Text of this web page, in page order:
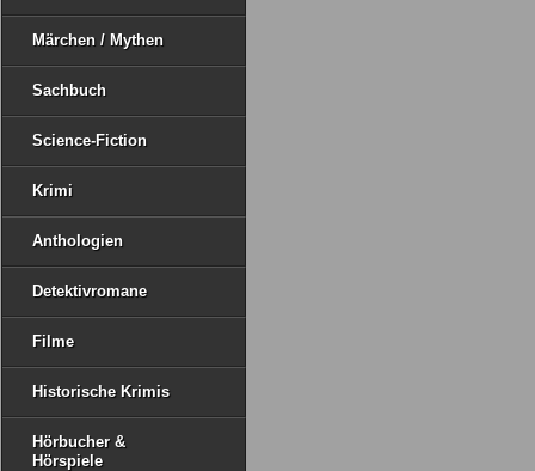
Märchen / Mythen
Sachbuch
Science-Fiction
Krimi
Anthologien
Detektivromane
Filme
Historische Krimis
Hörbucher &
Hörspiele